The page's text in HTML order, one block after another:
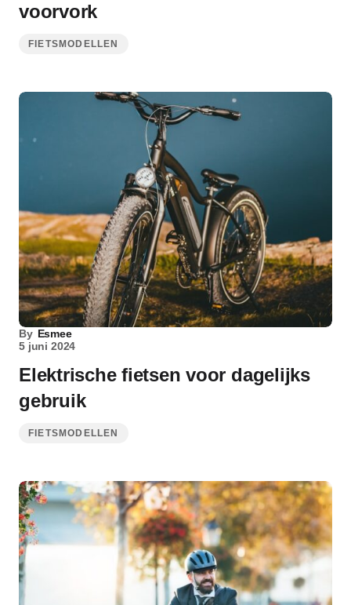
voorvork
FIETSMODELLEN
By Esmee
5 juni 2024
Elektrische fietsen voor dagelijks
gebruik
FIETSMODELLEN